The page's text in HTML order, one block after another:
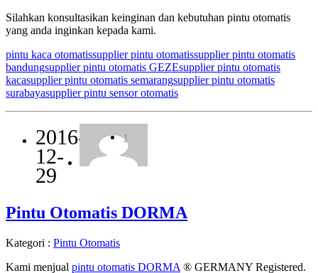
Silahkan konsultasikan keinginan dan kebutuhan pintu otomatis
yang anda inginkan kepada kami.
pintu kaca otomatissupplier pintu otomatissupplier pintu otomatis
bandungsupplier pintu otomatis GEZEsupplier pintu otomatis
kacasupplier pintu otomatis semarangsupplier pintu otomatis
surabayasupplier pintu sensor otomatis
2016-
12-
29
1
Pintu Otomatis DORMA
Kategori : Pintu Otomatis
Kami menjual pintu otomatis DORMA ® GERMANY Registered.